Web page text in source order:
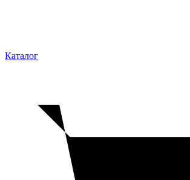
Каталог